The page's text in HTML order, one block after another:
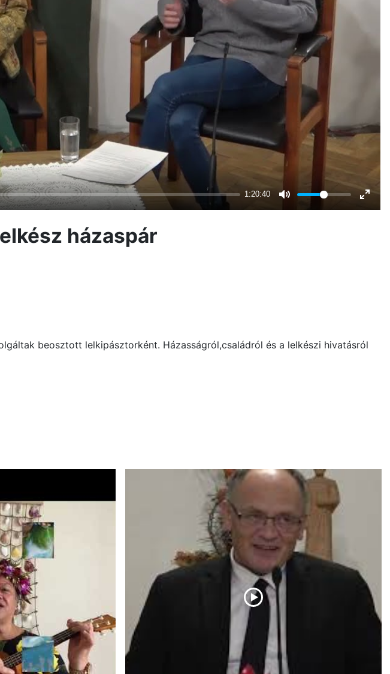
házaspár
beosztott lelkipásztorként. Házasságról,családról és a lelkészi hivatásról